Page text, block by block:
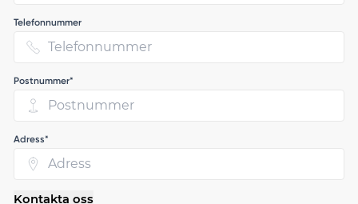
Telefonnummer
Postnummer*
Adress*
Kontakta oss